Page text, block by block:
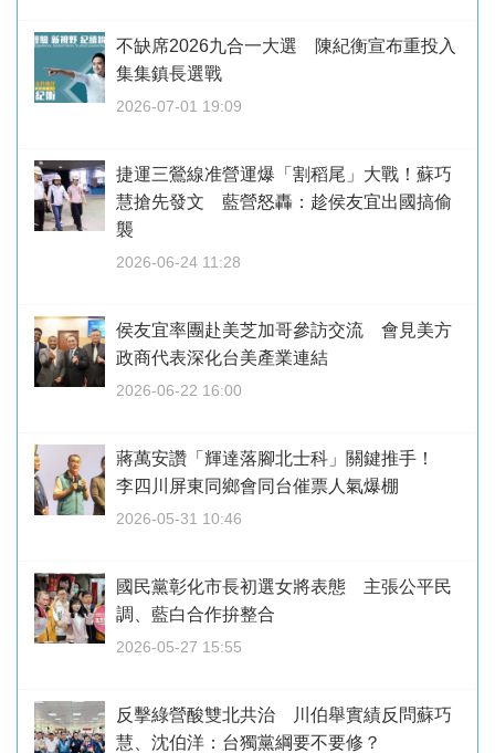
不缺席2026九合一大選 陳紀衡宣布重投入
集集鎮長選戰
2026-07-01 19:09
捷運三鶯線准營運爆「割稻尾」大戰！蘇巧
慧搶先發文 藍營怒轟：趁侯友宜出國搞偷
襲
2026-06-24 11:28
侯友宜率團赴美芝加哥參訪交流 會見美方
政商代表深化台美產業連結
2026-06-22 16:00
蔣萬安讚「輝達落腳北士科」關鍵推手！
李四川屏東同鄉會同台催票人氣爆棚
2026-05-31 10:46
國民黨彰化市長初選女將表態 主張公平民
調、藍白合作拚整合
2026-05-27 15:55
反擊綠營酸雙北共治 川伯舉實績反問蘇巧
慧、沈伯洋：台獨黨綱要不要修？